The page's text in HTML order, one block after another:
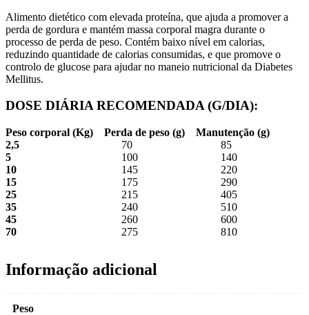
Alimento dietético com elevada proteína, que ajuda a promover a
perda de gordura e mantém massa corporal magra durante o
processo de perda de peso. Contém baixo nível em calorias,
reduzindo quantidade de calorias consumidas, e que promove o
controlo de glucose para ajudar no maneio nutricional da Diabetes
Mellitus.
DOSE DIÁRIA RECOMENDADA (G/DIA):
Peso corporal (Kg) Perda de peso (g) Manutenção (g)
2,5 70 85
5
100 140
10 145 220
15 175 290
25
215 405
35 240 510
45 260 600
70
275 810
Informação adicional
Peso